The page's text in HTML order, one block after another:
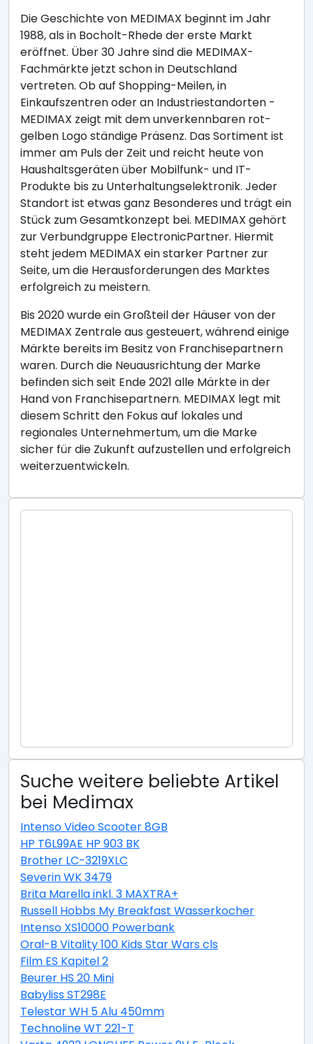
Die Geschichte von MEDIMAX beginnt im Jahr
1988, als in Bocholt-Rhede der erste Markt
eröffnet. Über 30 Jahre sind die MEDIMAX-
Fachmärkte jetzt schon in Deutschland
vertreten. Ob auf Shopping-Meilen, in
Einkaufszentren oder an Industriestandorten -
MEDIMAX zeigt mit dem unverkennbaren rot-
gelben Logo ständige Präsenz. Das Sortiment ist
immer am Puls der Zeit und reicht heute von
Haushaltsgeräten über Mobilfunk- und IT-
Produkte bis zu Unterhaltungselektronik. Jeder
Standort ist etwas ganz Besonderes und trägt ein
Stück zum Gesamtkonzept bei. MEDIMAX gehört
zur Verbundgruppe ElectronicPartner. Hiermit
steht jedem MEDIMAX ein starker Partner zur
Seite, um die Herausforderungen des Marktes
erfolgreich zu meistern.
Bis 2020 wurde ein Großteil der Häuser von der
MEDIMAX Zentrale aus gesteuert, während einige
Märkte bereits im Besitz von Franchisepartnern
waren. Durch die Neuausrichtung der Marke
befinden sich seit Ende 2021 alle Märkte in der
Hand von Franchisepartnern. MEDIMAX legt mit
diesem Schritt den Fokus auf lokales und
regionales Unternehmertum, um die Marke
sicher für die Zukunft aufzustellen und erfolgreich
weiterzuentwickeln.
Suche weitere beliebte Artikel
bei Medimax
Intenso Video Scooter 8GB
HP T6L99AE HP 903 BK
Brother LC-3219XLC
Severin WK 3479
Brita Marella inkl. 3 MAXTRA+
Russell Hobbs My Breakfast Wasserkocher
Intenso XS10000 Powerbank
Oral-B Vitality 100 Kids Star Wars cls
Film ES Kapitel 2
Beurer HS 20 Mini
Babyliss ST298E
Telestar WH 5 Alu 450mm
Technoline WT 221-T